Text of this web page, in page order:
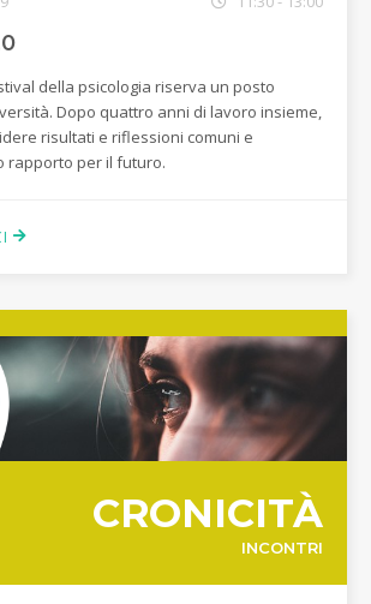
della psicologia riserva un posto
Dopo quattro anni di lavoro insieme,
risultati e riflessioni comuni e
rapporto per il futuro.
CRONICITÀ
INCONTRI